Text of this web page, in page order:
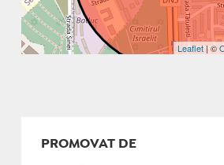
Leaflet | ©
PROMOVAT DE